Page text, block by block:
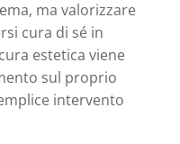
ma valorizzare
cura di sé in
estetica viene
sul proprio
intervento